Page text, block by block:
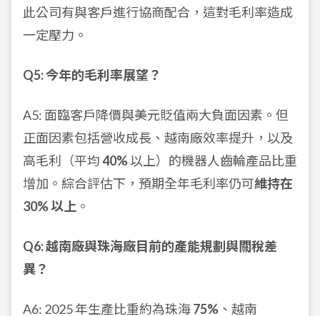
此公司有與客戶進行協商配合，這對毛利率造成
一定壓力。
Q5: 今年的毛利率展望？
A5: 面臨客戶降價與美元貶值兩大負面因素。但
正面因素包括營收成長、越南廠效率提升，以及
高毛利（平均40%以上）的機器人齒輪產品比重
增加。綜合評估下，預期全年毛利率仍可維持在
30% 以上 。
Q6: 越南廠與珠海廠目前的產能規劃與關稅差
異？
A6: 2025 年生產比重約為珠海75% 、越南